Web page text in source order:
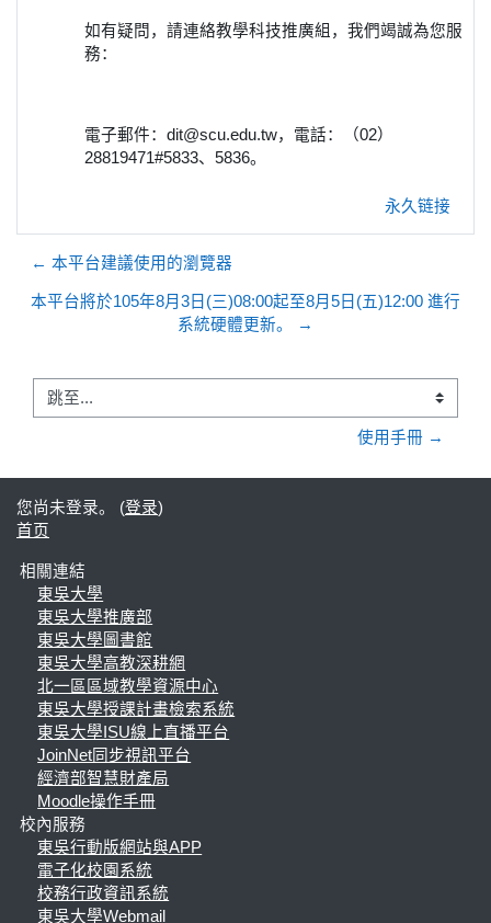
如有疑問，請連絡教學科技推廣組，我們竭誠為您服
務：
電子郵件：dit@scu.edu.tw，電話：（02）
28819471#5833、5836。
永久链接
← 本平台建議使用的瀏覽器
本平台將於105年8月3日(三)08:00起至8月5日(五)12:00 進行
系統硬體更新。 →
跳至...
使用手冊 →
您尚未登录。 (登录)
首页
相關連結
東吳大學
東吳大學推廣部
東吳大學圖書館
東吳大學高教深耕網
北一區區域教學資源中心
東吳大學授課計畫檢索系統
東吳大學ISU線上直播平台
JoinNet同步視訊平台
經濟部智慧財產局
Moodle操作手冊
校內服務
東吳行動版網站與APP
電子化校園系統
校務行政資訊系統
東吳大學Webmail